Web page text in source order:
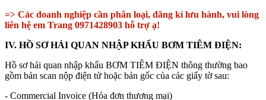
=> Các doanh nghiệp cần phân loại, đăng kí lưu hành, vui lòng
liên hệ em Trang 0971428903 hỗ trợ ạ!
IV. HỒ SƠ HẢI QUAN NHẬP KHẨU BƠM TIÊM ĐIỆN:
Hồ sơ hải quan nhập khẩu BƠM TIÊM ĐIỆN thông thường bao
gồm bản scan nộp điện tử hoặc bản gốc của các giấy tờ sau:
- Commercial Invoice (Hóa đơn thương mại)